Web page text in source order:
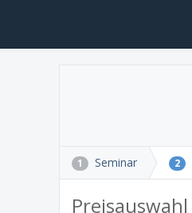
1 Seminar 2
Preisauswahl